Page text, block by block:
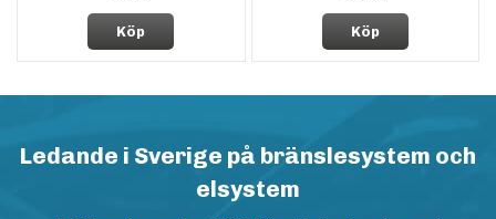
Köp Köp
Ledande i Sverige på bränslesystem och
elsystem